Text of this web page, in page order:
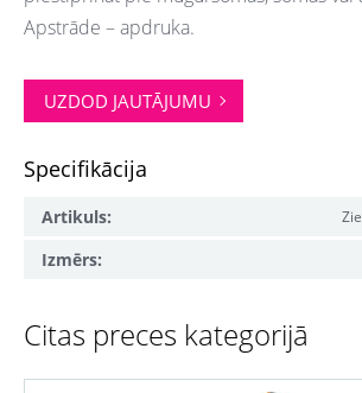
Apstrāde – apdruka.
UZDOD JAUTĀJUMU
Specifikācija
Artikuls:
Izmērs:
Citas preces kategorijā